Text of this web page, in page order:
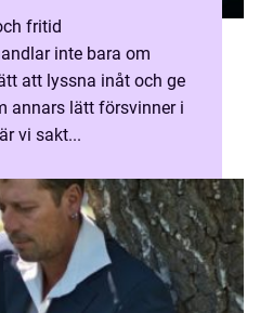
fritid
inte bara om
att lyssna inåt och ge
annars lätt försvinner i
vi sakt...